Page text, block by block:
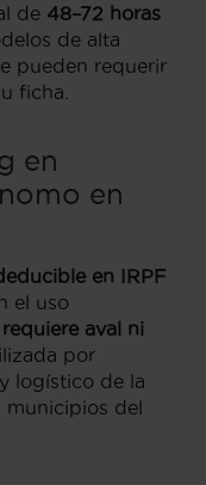
de 48–72 horas
de alta
pueden requerir
ficha.
en
en
en IRPF
el uso
aval ni
por
logístico de la
municipios del